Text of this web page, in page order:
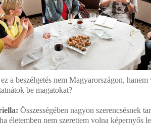
a beszélgetés nem Magyarországon,
be magatokat?
Összességében nagyon szerencsésnek
életemben nem szerettem volna képernyős